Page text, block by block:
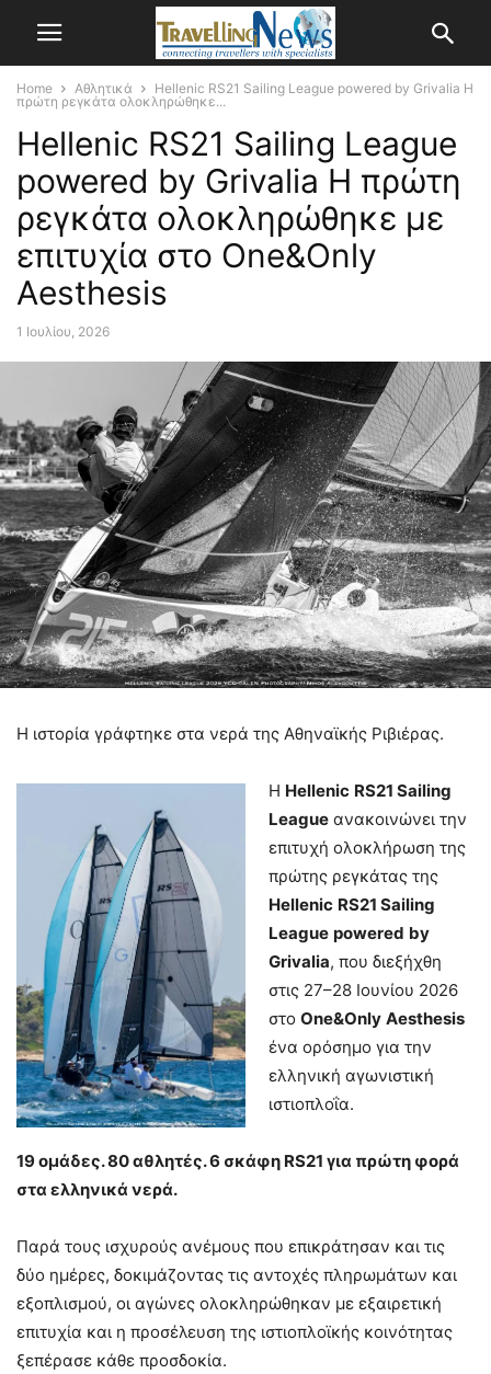
Home Αθλητικά
Hellenic RS21 Sailing League powered by Grivalia Η
πρώτη ρεγκάτα ολοκληρώθηκε...
Hellenic RS21 Sailing League
powered by Grivalia Η πρώτη
ρεγκάτα ολοκληρώθηκε με
επιτυχία στο One&Only
Aesthesis
1 Ιουλίου, 2026
Η ιστορία γράφτηκε στα νερά της Αθηναϊκής Ριβιέρας.
Η Hellenic RS21 Sailing
League ανακοινώνει την
επιτυχή ολοκλήρωση της
πρώτης ρεγκάτας της
Hellenic RS21 Sailing
League powered by
Grivalia, που διεξήχθη
στις 27–28 Ιουνίου 2026
στο One&Only Aesthesis
ένα ορόσημο για την
ελληνική αγωνιστική
ιστιοπλοΐα.
19 ομάδες. 80 αθλητές. 6 σκάφη RS21 για πρώτη φορά
στα ελληνικά νερά.
Παρά τους ισχυρούς ανέμους που επικράτησαν και τις
δύο ημέρες, δοκιμάζοντας τις αντοχές πληρωμάτων και
εξοπλισμού, οι αγώνες ολοκληρώθηκαν με εξαιρετική
επιτυχία και η προσέλευση της ιστιοπλοϊκής κοινότητας
ξεπέρασε κάθε προσδοκία.